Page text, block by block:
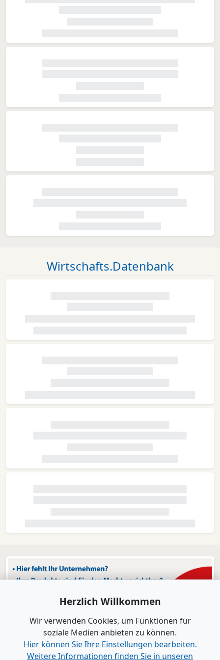
Wirtschafts.Datenbank
Herzlich Willkommen
Wir verwenden Cookies, um Funktionen für
soziale Medien anbieten zu können.
Hier können Sie Ihre Einstellungen bearbeiten.
Weitere Informationen finden Sie in unseren